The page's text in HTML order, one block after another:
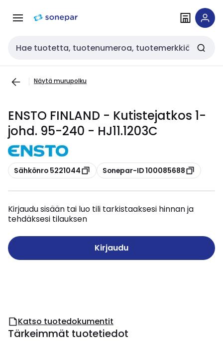
navigointiinsisältöön
Haku
Näytä murupolku
ENSTO FINLAND - Kutistejatkos 1-
johd. 95-240 - HJ11.1203C
Kopioi
Sähkönro 5221044 Kopioi
Sonepar-ID 100085688
Kirjaudu sisään tai luo tili tarkistaaksesi hinnan ja
tehdäksesi tilauksen
Kirjaudu
Katso tuotedokumentit
Tärkeimmät tuotetiedot